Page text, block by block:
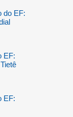
do EF:
EF:
EF: